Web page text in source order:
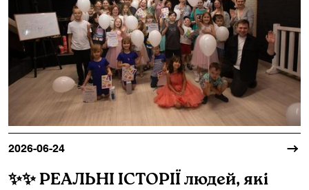
2026-06-24
✨✨ РЕАЛЬНІ ІСТОРІЇ людей, які